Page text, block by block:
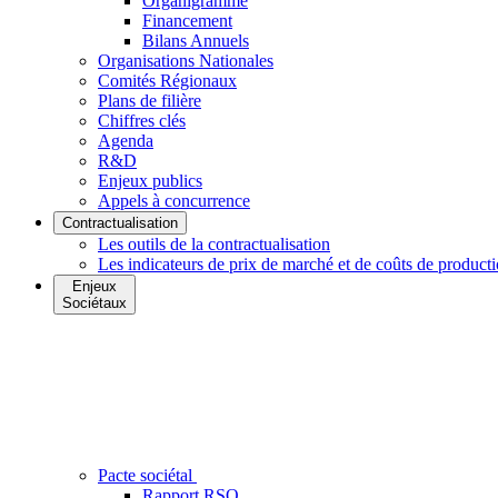
Financement
Bilans Annuels
Organisations Nationales
Comités Régionaux
Plans de filière
Chiffres clés
Agenda
R&D
Enjeux publics
Appels à concurrence
Contractualisation
Les outils de la contractualisation
Les indicateurs de prix de marché et de coûts de
Enjeux
Sociétaux
Pacte sociétal